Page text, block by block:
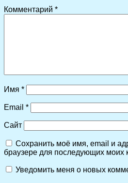
Комментарий *
Имя *
Email *
Сайт
Сохранить моё имя, email и
браузере для последующих моих
Уведомить меня о новых